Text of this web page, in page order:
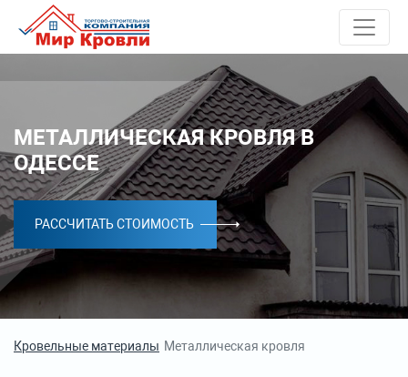
МЕТАЛЛИЧЕСКАЯ КРОВЛЯ В
ОДЕССЕ
РАССЧИТАТЬ СТОИМОСТЬ
Кровельные материалы Металлическая кровля